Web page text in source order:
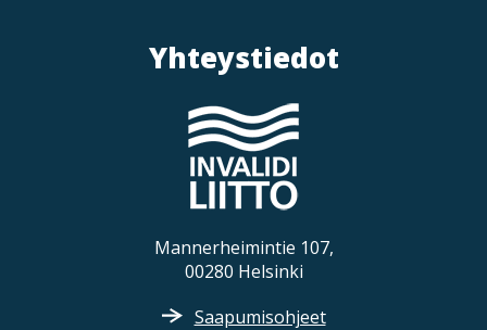
Yhteystiedot
Mannerheimintie 107,
00280 Helsinki
Saapumisohjeet